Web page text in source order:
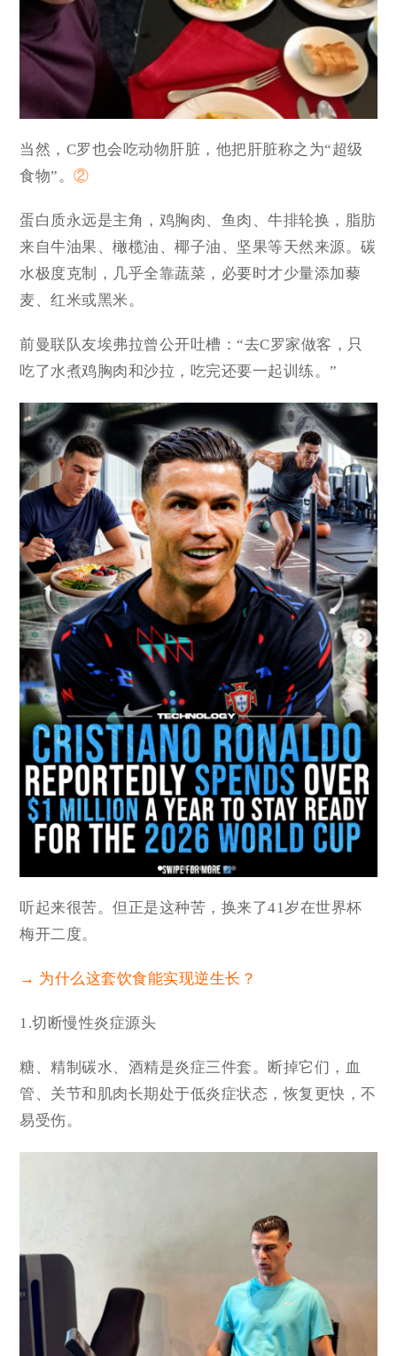
当然，C罗也会吃动物肝脏，他把肝脏称之为“超级
食物”。②
蛋白质永远是主角，鸡胸肉、鱼肉、牛排轮换，脂肪
来自牛油果、橄榄油、椰子油、坚果等天然来源。碳
水极度克制，几乎全靠蔬菜，必要时才少量添加藜
麦、红米或黑米。
前曼联队友埃弗拉曾公开吐槽：“去C罗家做客，只
吃了水煮鸡胸肉和沙拉，吃完还要一起训练。”
听起来很苦。但正是这种苦，换来了41岁在世界杯
梅开二度。
→ 为什么这套饮食能实现逆生长？
1.切断慢性炎症源头
糖、精制碳水、酒精是炎症三件套。断掉它们，血
管、关节和肌肉长期处于低炎症状态，恢复更快，不
易受伤。